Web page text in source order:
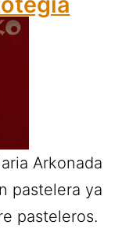
Arkonada
pastelera ya
pasteleros.